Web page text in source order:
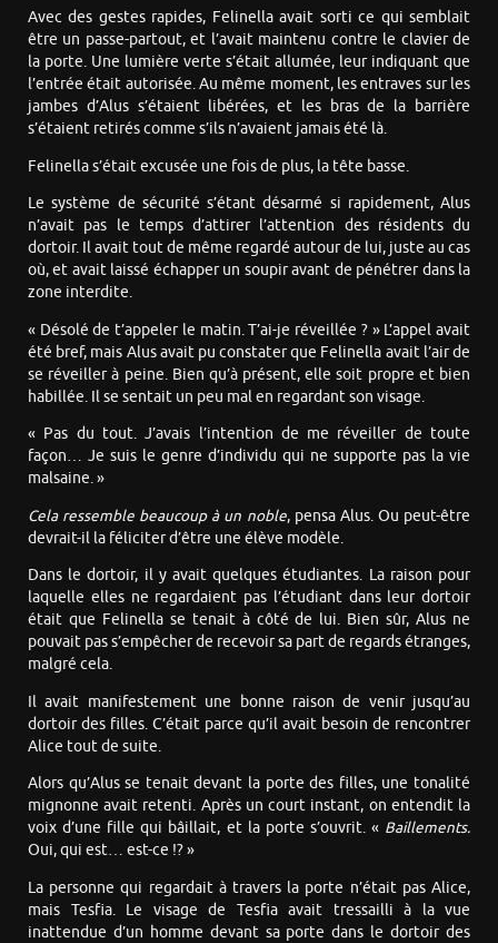
Avec des gestes rapides, Felinella avait sorti ce qui semblait
être un passe-partout, et l’avait maintenu contre le clavier de
la porte. Une lumière verte s’était allumée, leur indiquant que
l’entrée était autorisée. Au même moment, les entraves sur les
jambes d’Alus s’étaient libérées, et les bras de la barrière
s’étaient retirés comme s’ils n’avaient jamais été là.
Felinella s’était excusée une fois de plus, la tête basse.
Le système de sécurité s’étant désarmé si rapidement, Alus
n’avait pas le temps d’attirer l’attention des résidents du
dortoir. Il avait tout de même regardé autour de lui, juste au cas
où, et avait laissé échapper un soupir avant de pénétrer dans la
zone interdite.
« Désolé de t’appeler le matin. T’ai-je réveillée ? » L’appel avait
été bref, mais Alus avait pu constater que Felinella avait l’air de
se réveiller à peine. Bien qu’à présent, elle soit propre et bien
habillée. Il se sentait un peu mal en regardant son visage.
« Pas du tout. J’avais l’intention de me réveiller de toute
façon… Je suis le genre d’individu qui ne supporte pas la vie
malsaine. »
Cela ressemble beaucoup à un noble, pensa Alus. Ou peut-être
devrait-il la féliciter d’être une élève modèle.
Dans le dortoir, il y avait quelques étudiantes. La raison pour
laquelle elles ne regardaient pas l’étudiant dans leur dortoir
était que Felinella se tenait à côté de lui. Bien sûr, Alus ne
pouvait pas s’empêcher de recevoir sa part de regards étranges,
malgré cela.
Il avait manifestement une bonne raison de venir jusqu’au
dortoir des filles. C’était parce qu’il avait besoin de rencontrer
Alice tout de suite.
Alors qu’Alus se tenait devant la porte des filles, une tonalité
mignonne avait retenti. Après un court instant, on entendit la
voix d’une fille qui bâillait, et la porte s’ouvrit. « Baillements.
Oui, qui est… est-ce !? »
La personne qui regardait à travers la porte n’était pas Alice,
mais Tesfia. Le visage de Tesfia avait tressailli à la vue
inattendue d’un homme devant sa porte dans le dortoir des